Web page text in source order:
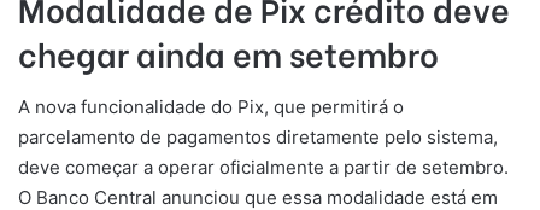
chegar ainda em setembro
A nova funcionalidade do Pix, que permitirá o
parcelamento de pagamentos diretamente pelo sistema,
deve começar a operar oficialmente a partir de setembro.
O Banco Central anunciou que essa modalidade está em